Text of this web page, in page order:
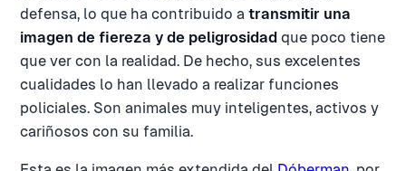
defensa, lo que ha contribuido a transmitir una
imagen de fiereza y de peligrosidad que poco tiene
que ver con la realidad. De hecho, sus excelentes
cualidades lo han llevado a realizar funciones
policiales. Son animales muy inteligentes, activos y
cariñosos con su familia.